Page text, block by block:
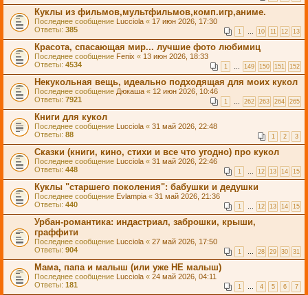
Куклы из фильмов,мультфильмов,комп.игр,аниме.
Последнее сообщение Lucciola « 17 июн 2026, 17:30
Ответы: 385 1 … 10 11 12 13
Красота, спасающая мир... лучшие фото любимиц
Последнее сообщение Fenix « 13 июн 2026, 18:33
Ответы: 4534 1 … 149 150 151 152
Некукольная вещь, идеально подходящая для моих кукол
Последнее сообщение Дюкаша « 12 июн 2026, 10:46
Ответы: 7921 1 … 262 263 264 265
Книги для кукол
Последнее сообщение Lucciola « 31 май 2026, 22:48
Ответы: 88 1 2 3
Сказки (книги, кино, стихи и все что угодно) про кукол
Последнее сообщение Lucciola « 31 май 2026, 22:46
Ответы: 448 1 … 12 13 14 15
Куклы "старшего поколения": бабушки и дедушки
Последнее сообщение Evlampia « 31 май 2026, 21:36
Ответы: 440 1 … 12 13 14 15
Урбан-романтика: индастриал, заброшки, крыши,
граффити
Последнее сообщение Lucciola « 27 май 2026, 17:50
Ответы: 904 1 … 28 29 30 31
Мама, папа и малыш (или уже НЕ малыш)
Последнее сообщение Lucciola « 24 май 2026, 04:11
Ответы: 181 1 … 4 5 6 7